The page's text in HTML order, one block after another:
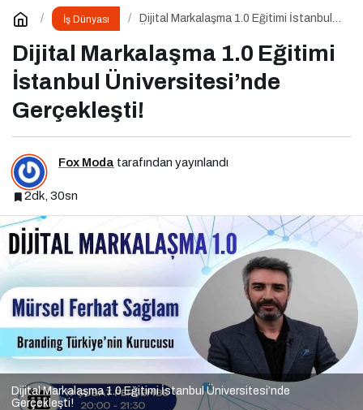
İş Dünyası
Dijital Markalaşma 1.0 Eğitimi İstanbul
Dijital Markalaşma 1.0 Eğitimi
İstanbul Üniversitesi’nde
Gerçekleşti!
Fox Moda tarafından yayınlandı
2dk, 30sn
Dijital Markalaşma 1.0 Eğitimi İstanbul Üniversitesi’nde
Gerçekleşti!